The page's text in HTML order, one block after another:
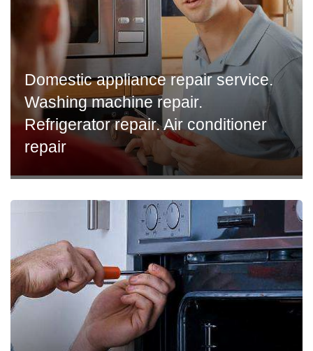
Domestic appliance repair service.
Washing machine repair.
Refrigerator repair. Air conditioner
repair